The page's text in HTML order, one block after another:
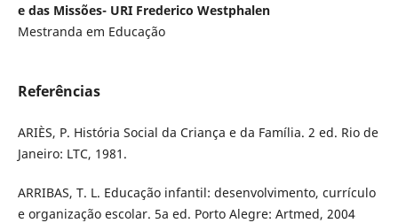
e das Missões- URI Frederico Westphalen
Mestranda em Educação
Referências
ARIÈS, P. História Social da Criança e da Família. 2 ed. Rio de
Janeiro: LTC, 1981.
ARRIBAS, T. L. Educação infantil: desenvolvimento, currículo
e organização escolar. 5a ed. Porto Alegre: Artmed, 2004